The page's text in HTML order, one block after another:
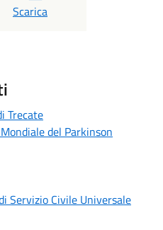
Scarica
Trecate
del Parkinson
Servizio Civile Universale